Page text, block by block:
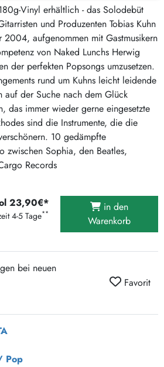
Vinyl erhältlich - das Solodebüt
und Produzenten Tobias Kuhn
2004, aufgenommen mit Gastmusikern
von Naked Lunchs Herwig
der perfekten Popsongs umzusetzen.
rund um Kuhns leicht leidende
auf der Suche nach dem Glück
das immer wieder gerne eingesetzte
sind die Instrumente, die die
10 gedämpfte
zwischen Sophia, den Beatles,
Records
23,90€*
4-5 Tage**
in den
Warenkorb
bei neuen
Favorit
Pop